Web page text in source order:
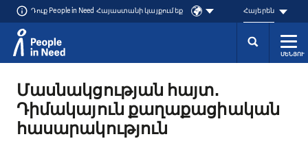
Դուք People in Need Հայաստանի կայքում եք Հայերեն
ՄԵՆՅՈՒ
Մասնակցության հայտ․
Դիմակայուն քաղաքացիական
հասարակություն